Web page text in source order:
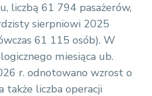
liczbą 61 794 pasażerów,
sierpniowi 2025
61 115 osób). W
miesiąca ub.
r. odnotowano wzrost o
także liczba operacji